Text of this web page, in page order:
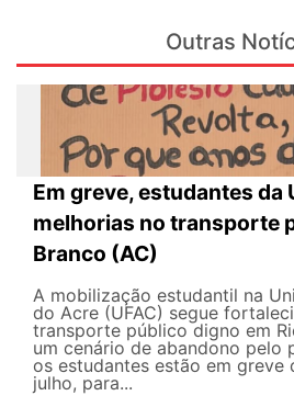
Outras
Em greve, estudantes da
melhorias no transporte
Branco (AC)
A mobilização estudantil na
do Acre (UFAC) segue
transporte público digno em
um cenário de abandono pelo
os estudantes estão em greve
julho, para...